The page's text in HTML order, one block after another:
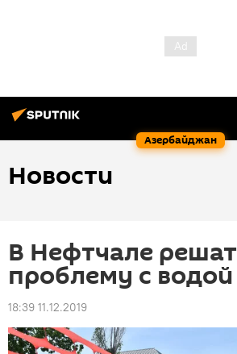
Азербайджан
Новости
В Нефтчале решат
проблему с водой
18:39 11.12.2019